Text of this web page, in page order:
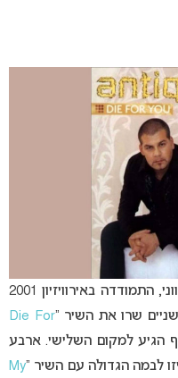
הלנה פפאריזו, ילידת שוודיה ממוצא יווני, התמודדה באירוויזיון 2001
שרו את השיר “Die For
הגיע למקום השלישי. ארבע
My